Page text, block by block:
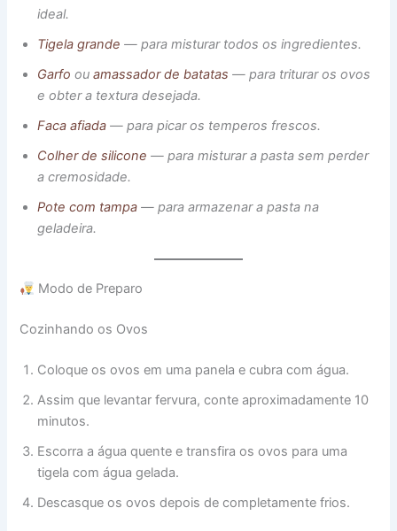
ideal.
Tigela grande— para misturar todos os ingredientes.
Garfo ouamassador de batatas — para triturar os ovos
e obter a textura desejada.
Faca afiada — para picar os temperos frescos.
Colher de silicone — para misturar a pasta sem perder
a cremosidade.
Pote com tampa — para armazenar a pasta na
geladeira.
Modo de Preparo
Cozinhando os Ovos
Coloque os ovos em uma panela e cubra com água.
Assim que levantar fervura, conte aproximadamente 10
minutos.
Escorra a água quente e transfira os ovos para uma
tigela com água gelada.
Descasque os ovos depois de completamente frios.